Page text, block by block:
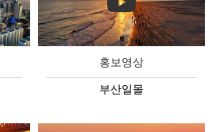
홍보영상
부산일몰